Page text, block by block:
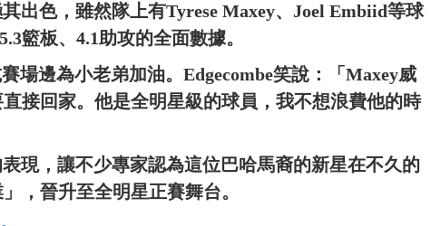
出色，雖然隊上有Tyrese Maxey、Joel Embiid等球
籃板、4.1助攻的全面數據。
場邊為小老弟加油。Edgecombe笑說：「Maxey威
接回家。他是全明星級的球員，我不想浪費他的時
現，讓不少專家認為這位巴哈馬裔的新星在不久的
，晉升至全明星正賽舞台。